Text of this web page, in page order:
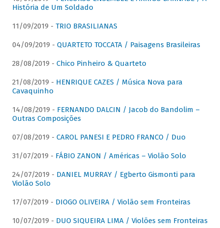
História de Um Soldado
11/09/2019 - TRIO BRASILIANAS
04/09/2019 - QUARTETO TOCCATA / Paisagens Brasileiras
28/08/2019 - Chico Pinheiro & Quarteto
21/08/2019 - HENRIQUE CAZES / Música Nova para
Cavaquinho
14/08/2019 - FERNANDO DALCIN / Jacob do Bandolim –
Outras Composições
07/08/2019 - CAROL PANESI E PEDRO FRANCO / Duo
31/07/2019 - FÁBIO ZANON / Américas – Violão Solo
24/07/2019 - DANIEL MURRAY / Egberto Gismonti para
Violão Solo
17/07/2019 - DIOGO OLIVEIRA / Violão sem Fronteiras
10/07/2019 - DUO SIQUEIRA LIMA / Violões sem Fronteiras